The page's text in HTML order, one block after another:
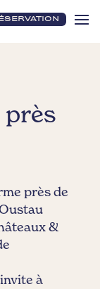
près
près de
&
à